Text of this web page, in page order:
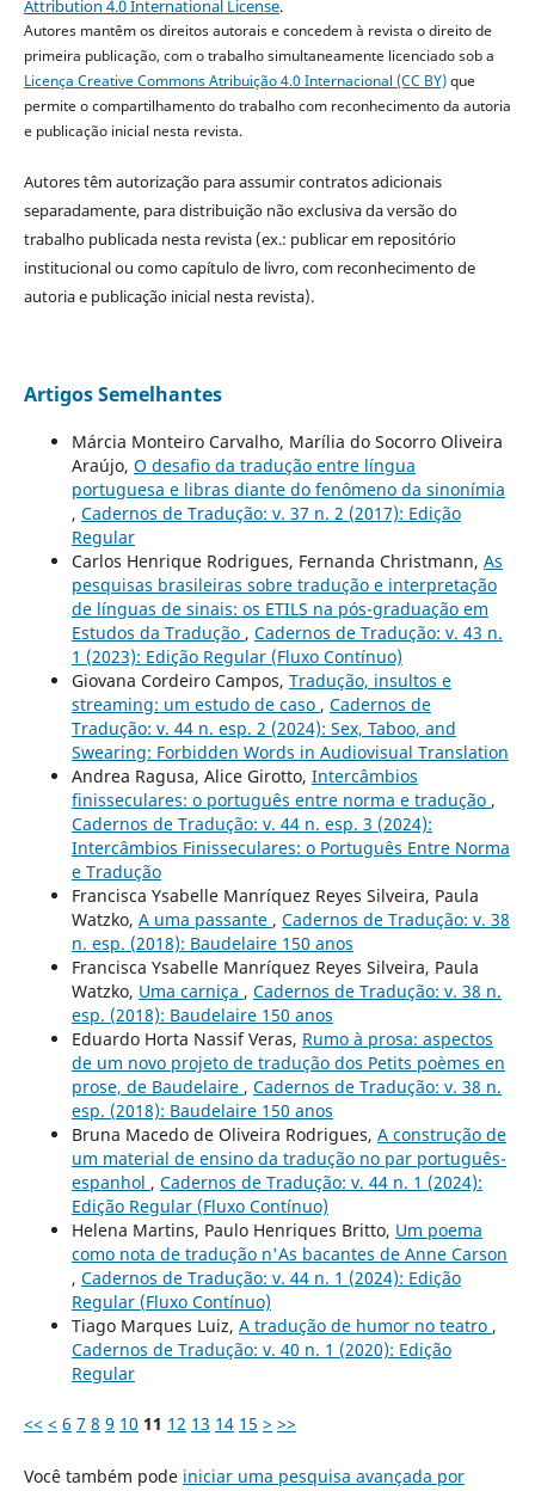
Attribution 4.0 International License.
Autores mantêm os direitos autorais e concedem à revista o direito de
primeira publicação, com o trabalho simultaneamente licenciado sob a
Licença Creative Commons Atribuição 4.0 Internacional (CC BY)que
permite o compartilhamento do trabalho com reconhecimento da autoria
e publicação inicial nesta revista.
Autores têm autorização para assumir contratos adicionais
separadamente, para distribuição não exclusiva da versão do
trabalho publicada nesta revista (ex.: publicar em repositório
institucional ou como capítulo de livro, com reconhecimento de
autoria e publicação inicial nesta revista).
Artigos Semelhantes
Márcia Monteiro Carvalho, Marília do Socorro Oliveira
Araújo, O desafio da tradução entre língua
portuguesa e libras diante do fenômeno da sinonímia
, Cadernos de Tradução: v. 37 n. 2 (2017): Edição
Regular
Carlos Henrique Rodrigues, Fernanda Christmann, As
pesquisas brasileiras sobre tradução e interpretação
de línguas de sinais: os ETILS na pós-graduação em
Estudos da Tradução , Cadernos de Tradução: v. 43 n.
1 (2023): Edição Regular (Fluxo Contínuo)
Giovana Cordeiro Campos, Tradução, insultos e
streaming: um estudo de caso , Cadernos de
Tradução: v. 44 n. esp. 2 (2024): Sex, Taboo, and
Swearing: Forbidden Words in Audiovisual Translation
Andrea Ragusa, Alice Girotto, Intercâmbios
finisseculares: o português entre norma e tradução ,
Cadernos de Tradução: v. 44 n. esp. 3 (2024):
Intercâmbios Finisseculares: o Português Entre Norma
e Tradução
Francisca Ysabelle Manríquez Reyes Silveira, Paula
Watzko, A uma passante , Cadernos de Tradução: v. 38
n. esp. (2018): Baudelaire 150 anos
Francisca Ysabelle Manríquez Reyes Silveira, Paula
Watzko, Uma carniça , Cadernos de Tradução: v. 38 n.
esp. (2018): Baudelaire 150 anos
Eduardo Horta Nassif Veras, Rumo à prosa: aspectos
de um novo projeto de tradução dos Petits poèmes en
prose, de Baudelaire , Cadernos de Tradução: v. 38 n.
esp. (2018): Baudelaire 150 anos
Bruna Macedo de Oliveira Rodrigues, A construção de
um material de ensino da tradução no par português-
espanhol , Cadernos de Tradução: v. 44 n. 1 (2024):
Edição Regular (Fluxo Contínuo)
Helena Martins, Paulo Henriques Britto, Um poema
como nota de tradução n'As bacantes de Anne Carson
, Cadernos de Tradução: v. 44 n. 1 (2024): Edição
Regular (Fluxo Contínuo)
Tiago Marques Luiz, A tradução de humor no teatro ,
Cadernos de Tradução: v. 40 n. 1 (2020): Edição
Regular
<< < 6 7 8 9 10 11 12 13 14 15 > >>
Você também pode iniciar uma pesquisa avançada por